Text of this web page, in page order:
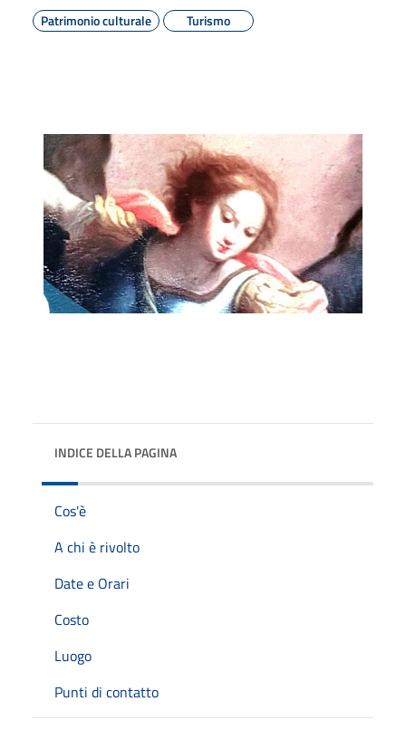
Patrimonio culturale
Turismo
INDICE DELLA PAGINA
Cos'è
A chi è rivolto
Date e Orari
Costo
Luogo
Punti di contatto